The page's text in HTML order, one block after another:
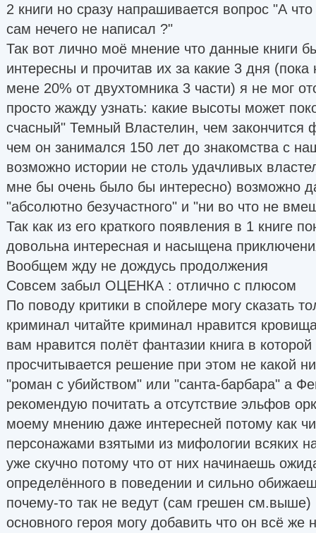
2 книги но сразу напрашивается вопрос "А
сам нечего не написал ?"
Так вот лично моё мнение что данные книги
интересны и прочитав их за какие 3 дня (пока
мене 20% от двухтомника 3 части) я не мог
просто жажду узнать: какие высоты может
счасный" Темный Властелин, чем закончится
чем он занимался 150 лет до знакомства с
возможно истории не столь удачливых
мне бы очень было бы интересно) возможно
"абсолютно безучастного" и "ни во что не
Так как из его краткого появления в 1 книге
довольна интересная и насыщена
Вообщем жду не дождусь продолжения
Совсем забыл ОЦЕНКА : отлично с плюсом
По поводу критики в спойлере могу сказать
криминал читайте криминал нравится
вам нравится полёт фантазии книга в
просчитывается решение при этом не какой
"роман с убийством" или "санта-барбара" а
рекомендую почитать а отсутствие эльфов
моему мнению даже интересней потому как
персонажами взятыми из мифологии всяких
уже скучно потому что от них начинаешь
определённого в поведении и сильно
почему-то так не ведут (сам грешен см.выше)
основного героя могу добавить что он всё же